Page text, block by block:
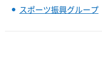
スポーツ振興グループ